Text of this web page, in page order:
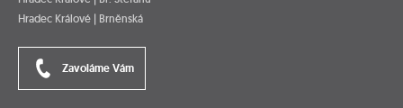
Hradec Králové | Brněnská
Zavoláme Vám